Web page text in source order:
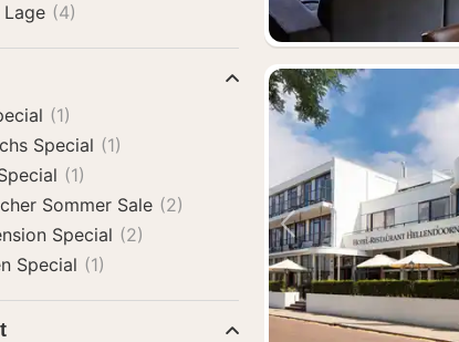
Vorheriges Bild
Lage (4)
(1)
Special (1)
(1)
Sommer Sale (2)
Special (2)
Special (1)